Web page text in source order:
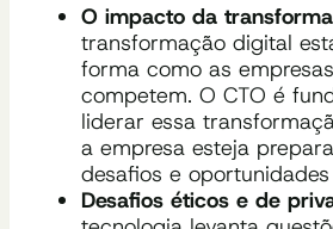
O impacto da
transformação digital
forma como as
competem. O CTO é
liderar essa
a empresa esteja
desafios e
Desafios éticos e de